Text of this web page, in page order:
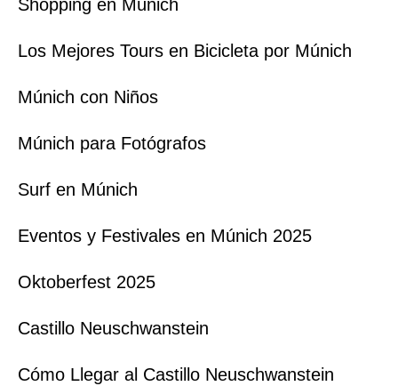
Shopping en Múnich
Los Mejores Tours en Bicicleta por Múnich
Múnich con Niños
Múnich para Fotógrafos
Surf en Múnich
Eventos y Festivales en Múnich 2025
Oktoberfest 2025
Castillo Neuschwanstein
Cómo Llegar al Castillo Neuschwanstein